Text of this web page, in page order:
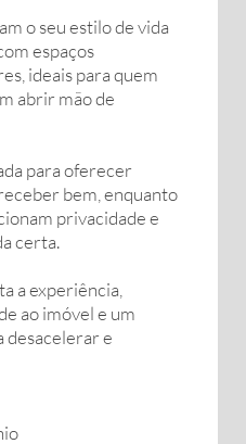
o seu estilo de vida
espaços
ideais para quem
abrir mão de
para oferecer
bem, enquanto
privacidade e
certa.
a experiência,
ao imóvel e um
desacelerar e